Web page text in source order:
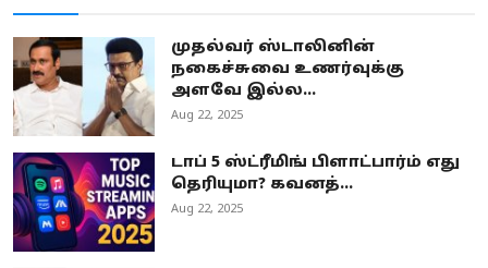
முதல்வர் ஸ்டாலினின்
நகைச்சுவை உணர்வுக்கு
அளவே இல்ல...
Aug 22, 2025
டாப் 5 ஸ்ட்ரீமிங் பிளாட்பார்ம் எது
தெரியுமா? கவனத்...
Aug 22, 2025